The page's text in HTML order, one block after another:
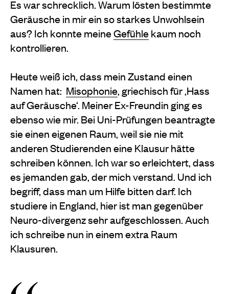
Es war schrecklich. Warum lösten bestimmte
Geräusche in mir ein so starkes Unwohlsein
aus? Ich konnte meineGefühlekaum noch
kontrollieren.
Heute weiß ich, dass mein Zustand einen
Namen hat: Misophonie, griechisch für ,Hass
auf Geräusche‘. Meiner Ex-Freundin ging es
ebenso wie mir. Bei Uni-Prüfungen beantragte
sie einen eigenen Raum, weil sie nie mit
anderen Studierenden eine Klausur hätte
schreiben können. Ich war so erleichtert, dass
es jemanden gab, der mich verstand. Und ich
begriff, dass man um Hilfe bitten darf. Ich
studiere in England, hier ist man gegenüber
Neuro-divergenz sehr aufgeschlossen. Auch
ich schreibe nun in einem extra Raum
Klausuren.